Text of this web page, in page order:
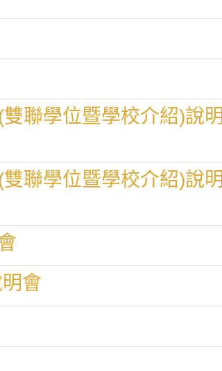
聯學位暨學校介紹)說明
聯學位暨學校介紹)說明
會